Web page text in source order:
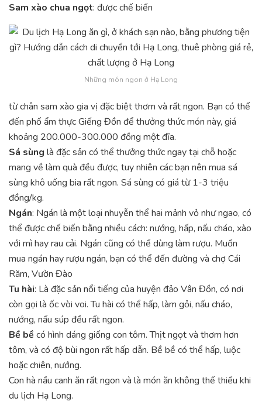
Sam xào chua ngọt: được chế biến
Những món ngon ở Hạ Long
từ chân sam xào gia vị đặc biệt thơm và rất ngon. Bạn có thể
đến phố ẩm thực Giếng Đồn để thưởng thức món này, giá
khoảng 200.000-300.000 đồng một đĩa.
Sá sùng là đặc sản có thể thưởng thức ngay tại chỗ hoặc
mang về làm quà đều được, tuy nhiên các bạn nên mua sá
sùng khô uống bia rất ngon. Sá sùng có giá từ 1-3 triệu
đồng/kg.
Ngán: Ngán là một loại nhuyễn thể hai mảnh vỏ như ngao, có
thể được chế biến bằng nhiều cách: nướng, hấp, nấu cháo, xào
với mì hay rau cải. Ngán cũng có thể dùng làm rượu. Muốn
mua ngán hay rượu ngán, bạn có thể đến đường và chợ Cái
Răm, Vườn Đào
Tu hài: Là đặc sản nổi tiếng của huyện đảo Vân Đồn, có nơi
còn gọi là ốc vòi voi. Tu hài có thể hấp, làm gỏi, nấu cháo,
nướng, nấu súp đều rất ngon.
Bề bề có hình dáng giống con tôm. Thịt ngọt và thơm hơn
tôm, và có độ bùi ngon rất hấp dẫn. Bề bề có thể hấp, luộc
hoặc chiên, nướng.
Con hà nầu canh ăn rất ngon và là món ăn không thể thiếu khi
du lịch Hạ Long.